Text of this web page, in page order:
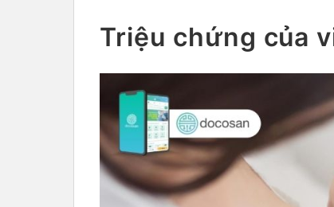
Triệu chứng của